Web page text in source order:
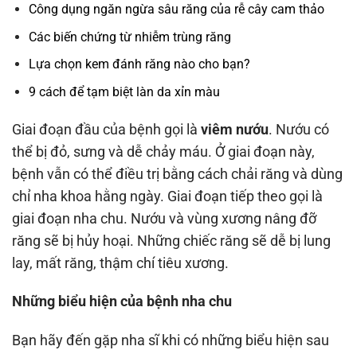
Công dụng ngăn ngừa sâu răng của rễ cây cam thảo
Các biến chứng từ nhiễm trùng răng
Lựa chọn kem đánh răng nào cho bạn?
9 cách để tạm biệt làn da xỉn màu
Giai đoạn đầu của bệnh gọi là viêm nướu. Nướu có
thể bị đỏ, sưng và dễ chảy máu. Ở giai đoạn này,
bệnh vẫn có thể điều trị bằng cách chải răng và dùng
chỉ nha khoa hằng ngày. Giai đoạn tiếp theo gọi là
giai đoạn nha chu. Nướu và vùng xương nâng đỡ
răng sẽ bị hủy hoại. Những chiếc răng sẽ dễ bị lung
lay, mất răng, thậm chí tiêu xương.
Những biểu hiện của bệnh nha chu
Bạn hãy đến gặp nha sĩ khi có những biểu hiện sau